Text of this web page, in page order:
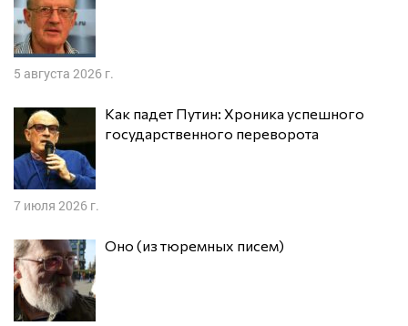
5 августа 2026 г.
Как падет Путин: Хроника успешного
государственного переворота
7 июля 2026 г.
Оно (из тюремных писем)